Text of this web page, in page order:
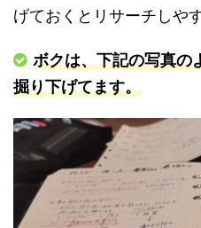
げておくとリサーチしや
ボクは、下記の写真の
掘り下げてます。